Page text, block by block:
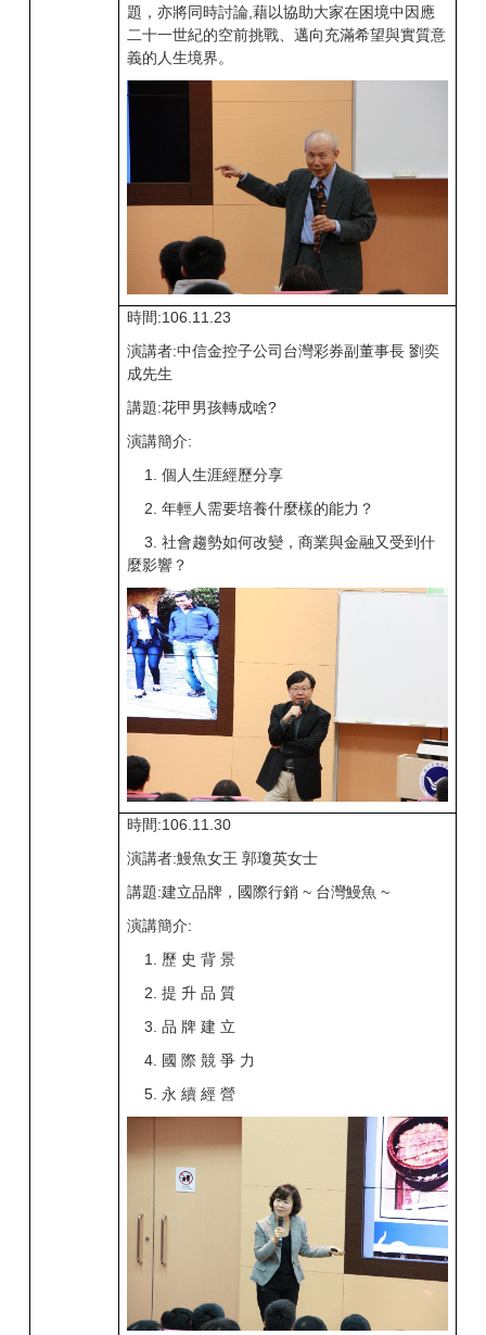
題，亦將同時討論,藉以協助大家在困境中因應
二十一世紀的空前挑戰、邁向充滿希望與實質意
義的人生境界。
時間:106.11.23
演講者:中信金控子公司台灣彩券副董事長 劉奕
成先生
講題:花甲男孩轉成啥?
演講簡介:
1. 個人生涯經歷分享
2. 年輕人需要培養什麼樣的能力？
3. 社會趨勢如何改變，商業與金融又受到什
麼影響？
時間:106.11.30
演講者:鰻魚女王 郭瓊英女士
講題:建立品牌，國際行銷 ~ 台灣鰻魚 ~
演講簡介:
1. 歷 史 背 景
2. 提 升 品 質
3. 品 牌 建 立
4. 國 際 競 爭 力
5. 永 續 經 營